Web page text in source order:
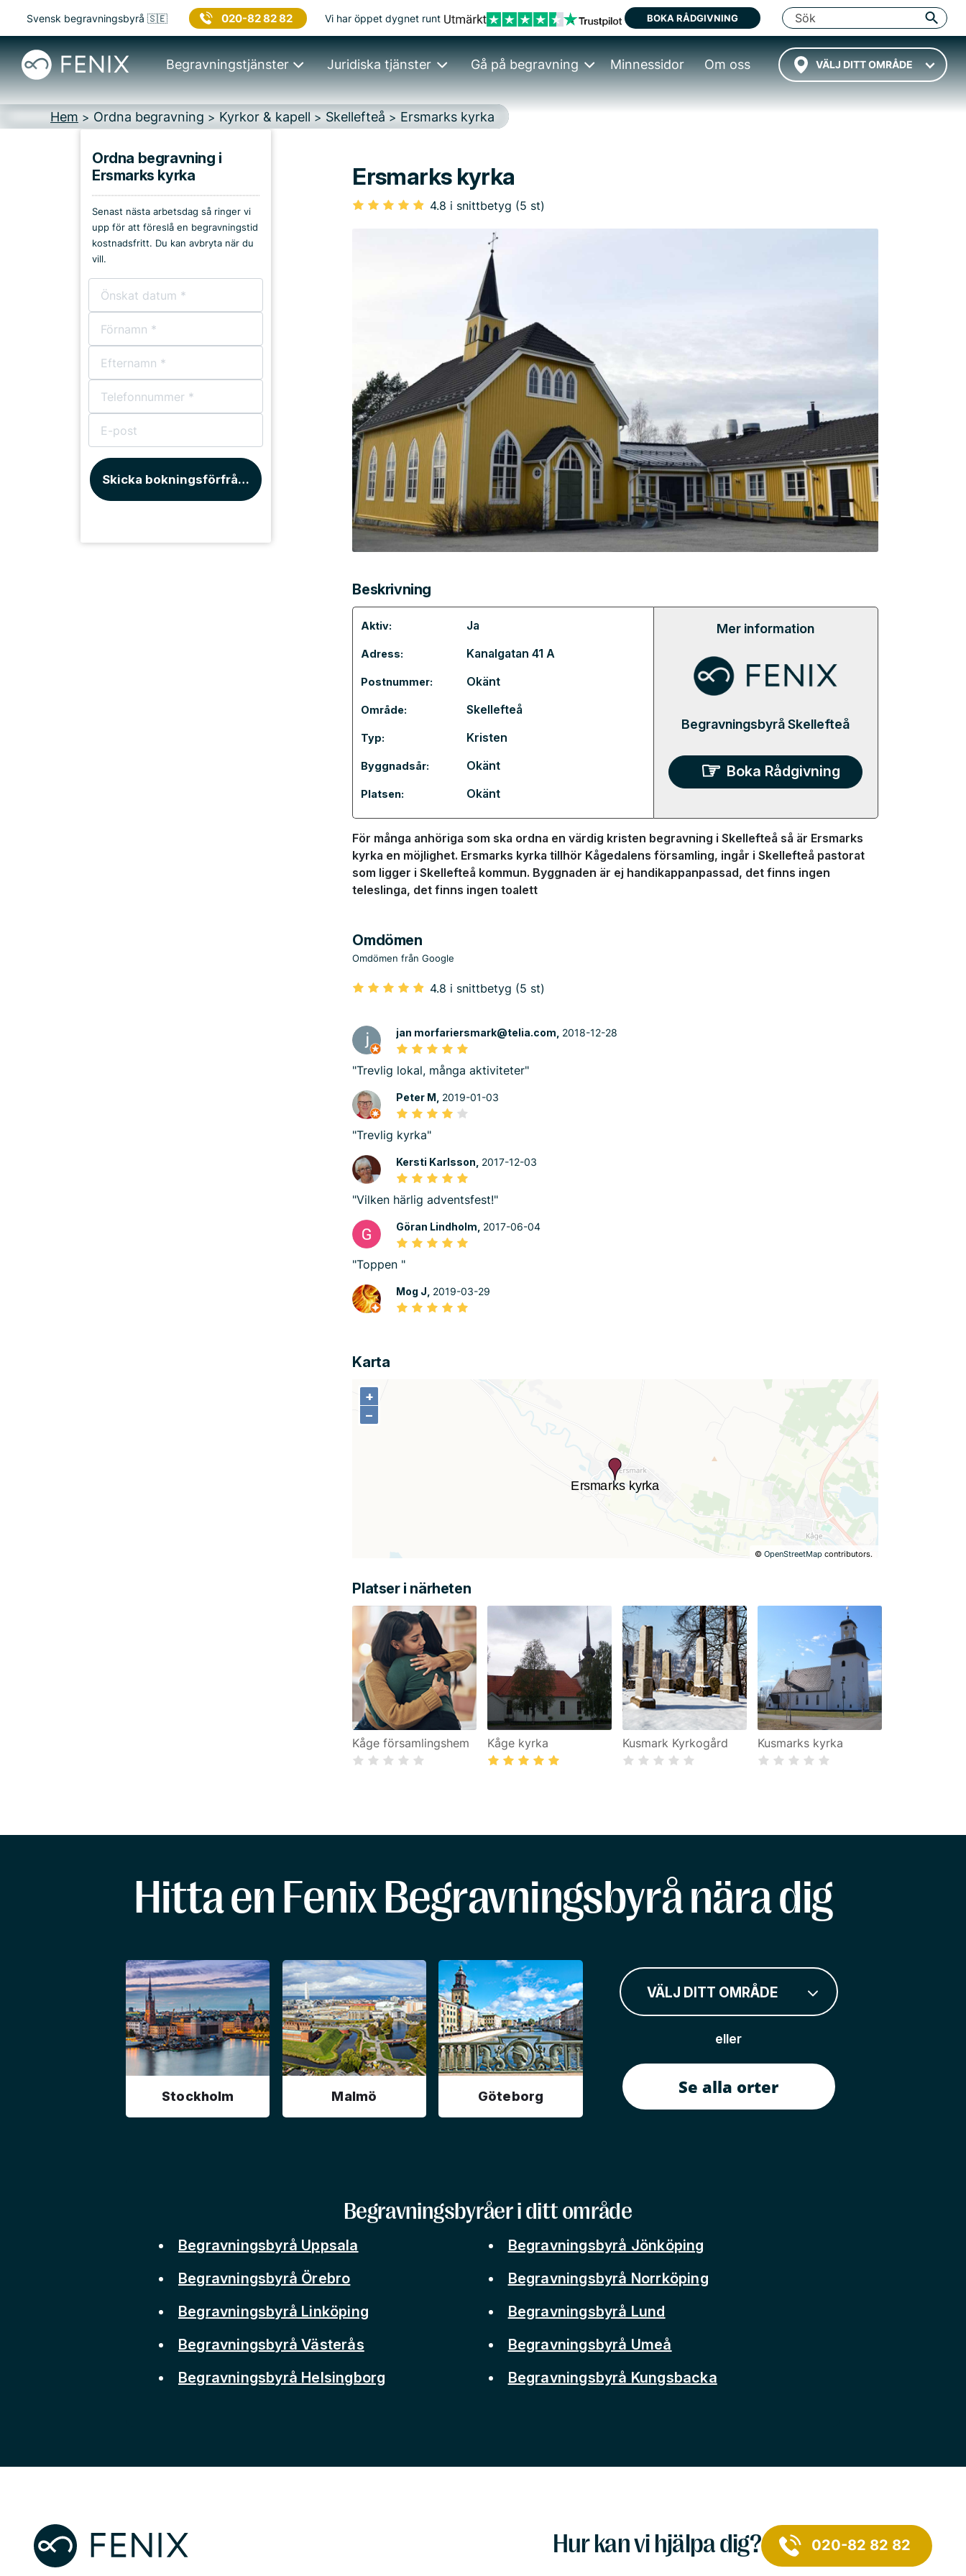
Svensk begravningsbyrå 🇸🇪 020-82 82 82 Vi har öppet dygnet runt BOKA RÅDGIVNING
VÄLJ DITT OMRÅDE
Begravningstjänster Juridiska tjänster Gå på begravning Minnessidor Om oss
Hem > Ordna begravning > Kyrkor & kapell > Skellefteå > Ersmarks kyrka
Kyrkor & kapell
Begravningsplatser
Församlingshem
Bårhus
Ordna begravning i
Ersmarks kyrka
Senast nästa arbetsdag så ringer vi
upp för att föreslå en begravningstid
kostnadsfritt. Du kan avbryta när du
vill.
Skicka bokningsförfrågan
Ersmarks kyrka
4.8 i snittbetyg (5 st)
Beskrivning
Aktiv: Ja
Adress: Kanalgatan 41 A
Postnummer: Okänt
Område: Skellefteå
Typ: Kristen
Byggnadsår: Okänt
Platsen: Okänt
Mer information
Begravningsbyrå Skellefteå
Boka Rådgivning
För många anhöriga som ska ordna en värdig kristen begravning i Skellefteå så är Ersmarks
kyrka en möjlighet. Ersmarks kyrka tillhör Kågedalens församling, ingår i Skellefteå pastorat
som ligger i Skellefteå kommun. Byggnaden är ej handikappanpassad, det finns ingen
teleslinga, det finns ingen toalett
Omdömen
Omdömen från Google
4.8 i snittbetyg (5 st)
jan morfariersmark@telia.com, 2018-12-28
"Trevlig lokal, många aktiviteter"
Peter M, 2019-01-03
"Trevlig kyrka"
Kersti Karlsson, 2017-12-03
"Vilken härlig adventsfest!"
Göran Lindholm, 2017-06-04
"Toppen "
Mog J, 2019-03-29
Karta
+
−
©OpenStreetMap contributors.
+
−
Platser i närheten
Kåge församlingshem Kåge kyrka Kusmark Kyrkogård Kusmarks kyrka
Hitta en Fenix Begravningsbyrå nära dig
Stockholm Malmö Göteborg
VÄLJ DITT OMRÅDE
eller
Se alla orter
Begravningsbyråer i ditt område
Begravningsbyrå Uppsala
Begravningsbyrå Örebro
Begravningsbyrå Linköping
Begravningsbyrå Västerås
Begravningsbyrå Helsingborg
Begravningsbyrå Jönköping
Begravningsbyrå Norrköping
Begravningsbyrå Lund
Begravningsbyrå Umeå
Begravningsbyrå Kungsbacka
Hur kan vi hjälpa dig? 020-82 82 82